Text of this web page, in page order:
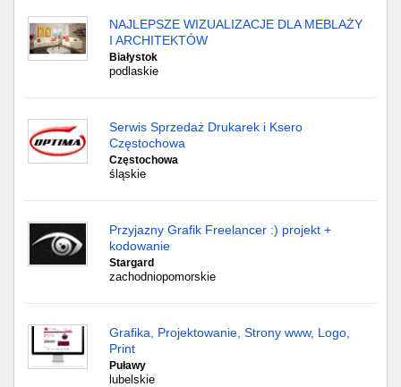
NAJLEPSZE WIZUALIZACJE DLA MEBLAŻY
I ARCHITEKTÓW
Białystok
podlaskie
Serwis Sprzedaż Drukarek i Ksero
Częstochowa
Częstochowa
śląskie
Przyjazny Grafik Freelancer :) projekt +
kodowanie
Stargard
zachodniopomorskie
Grafika, Projektowanie, Strony www, Logo,
Print
Puławy
lubelskie